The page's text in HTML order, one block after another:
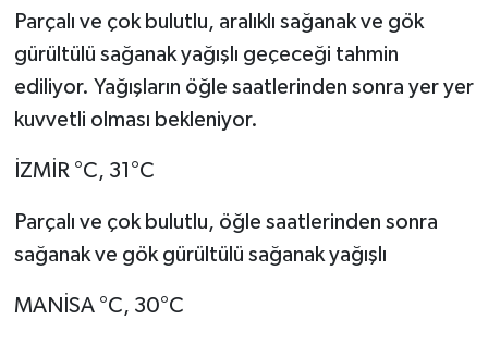
Parçalı ve çok bulutlu, aralıklı sağanak ve gök
gürültülü sağanak yağışlı geçeceği tahmin
ediliyor. Yağışların öğle saatlerinden sonra yer yer
kuvvetli olması bekleniyor.
İZMİR °C, 31°C
Parçalı ve çok bulutlu, öğle saatlerinden sonra
sağanak ve gök gürültülü sağanak yağışlı
MANİSA °C, 30°C